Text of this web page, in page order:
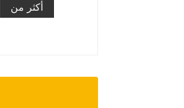
أكثر من